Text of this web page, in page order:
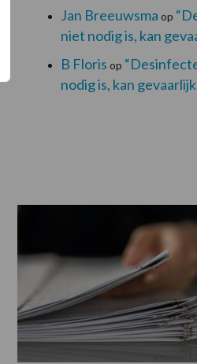
Jan Breeuwsma op
niet nodig is, kan
B Floris op
nodig is, kan gevaarlijk